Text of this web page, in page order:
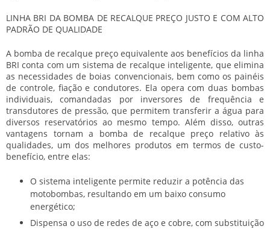
LINHA BRI DA BOMBA DE RECALQUE PREÇO JUSTO E COM ALTO
PADRÃO DE QUALIDADE
A bomba de recalque preço equivalente aos benefícios da linha
BRI conta com um sistema de recalque inteligente, que elimina
as necessidades de boias convencionais, bem como os painéis
de controle, fiação e condutores. Ela opera com duas bombas
individuais, comandadas por inversores de frequência e
transdutores de pressão, que permitem transferir a água para
diversos reservatórios ao mesmo tempo. Além disso, outras
vantagens tornam a bomba de recalque preço relativo às
qualidades, um dos melhores produtos em termos de custo-
benefício, entre elas:
O sistema inteligente permite reduzir a potência das
motobombas, resultando em um baixo consumo
energético;
Dispensa o uso de redes de aço e cobre, com substituição